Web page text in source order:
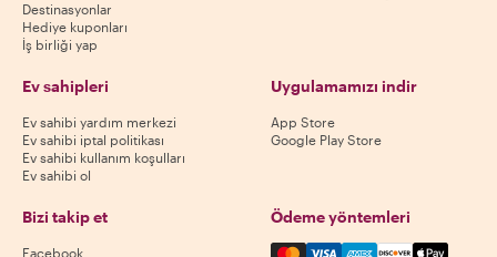
Destinasyonlar
Hediye kuponları
İş birliği yap
Ev sahipleri
Ev sahibi yardım merkezi
Ev sahibi iptal politikası
Ev sahibi kullanım koşulları
Ev sahibi ol
Uygulamamızı indir
App Store
Google Play Store
Bizi takip et
Facebook
Ödeme yöntemleri
Mastercard, Visa, Amex,